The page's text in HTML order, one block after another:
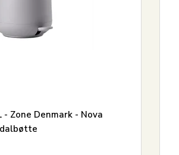
Zone Denmark - Nova